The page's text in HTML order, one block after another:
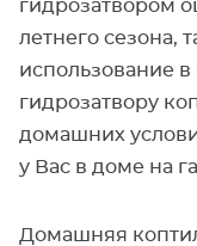
гидрозатвором
летнего сезона,
использование
гидрозатвору
домашних
у Вас в доме на
Домашняя